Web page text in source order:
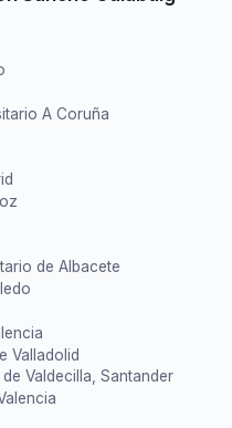
A Coruña
de Albacete
Valladolid
Valdecilla, Santander